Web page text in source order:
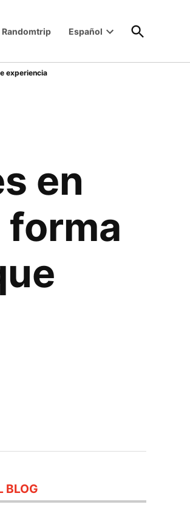
Randomtrip Español
menu
Open
Search
experiencia
en
forma
BLOG